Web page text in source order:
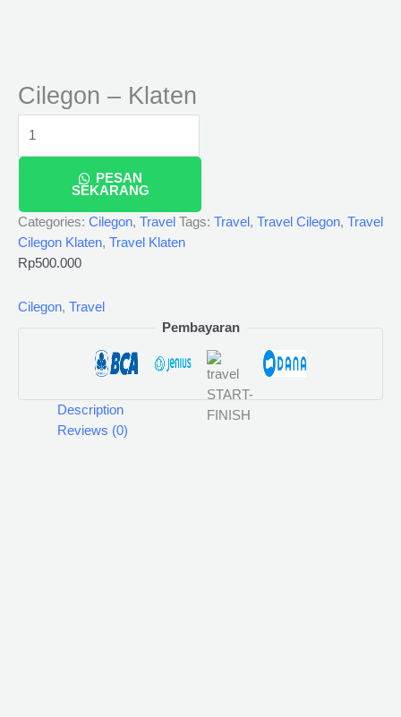
Cilegon – Klaten
PESAN
SEKARANG
Categories: Cilegon, Travel Tags: Travel , Travel Cilegon, Travel
Cilegon Klaten, Travel Klaten
Rp500.000
Cilegon, Travel
Pembayaran
Description
Reviews (0)